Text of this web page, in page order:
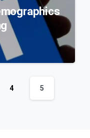
4 5